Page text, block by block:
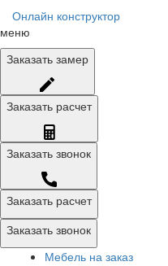
Онлайн конструктор
меню
Заказать замер
Заказать расчет
Заказать звонок
Заказать расчет
Заказать звонок
Мебель на заказ